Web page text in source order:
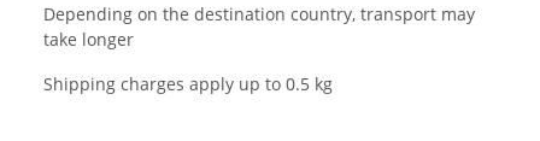
Depending on the destination country, transport may
take longer
Shipping charges apply up to 0.5 kg